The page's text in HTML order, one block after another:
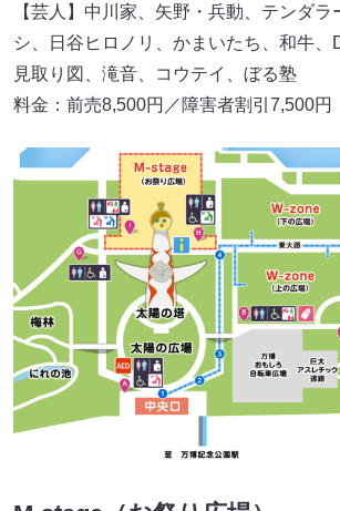
【芸人】中川家、矢野・兵動、テンダラ
シ、日谷ヒロノリ、かまいたち、和牛、
見取り図、滝音、コウテイ、ぼる塾
料金：前売8,500円／障害者割引7,500円